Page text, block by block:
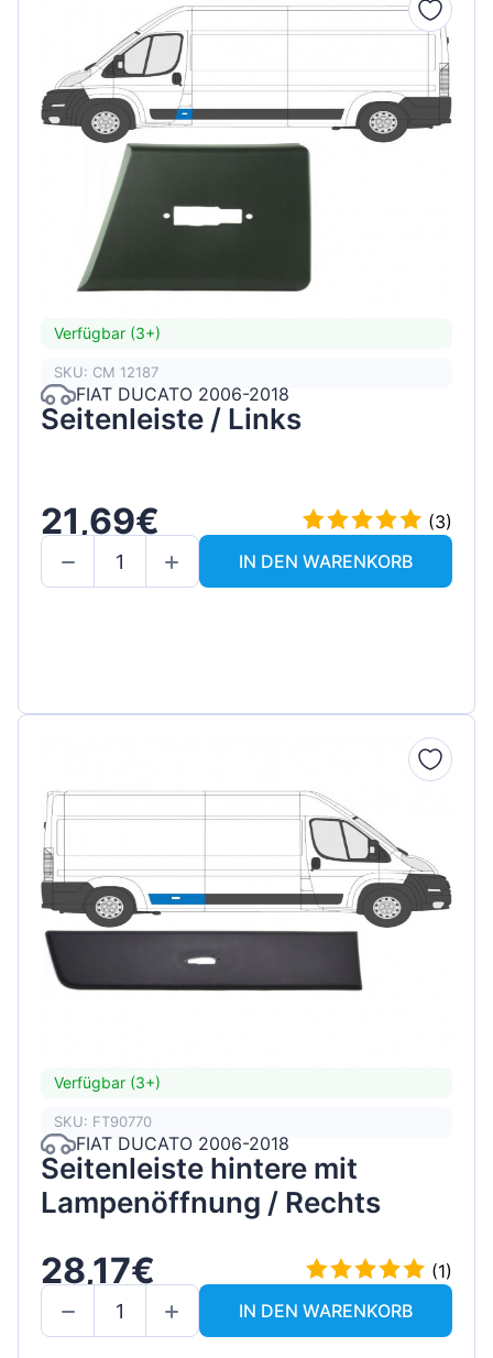
Verfügbar (3+)
SKU: CM 12187
FIAT DUCATO 2006-2018
Seitenleiste / Links
21,69€
(3)
IN DEN WARENKORB
Verfügbar (3+)
SKU: FT90770
FIAT DUCATO 2006-2018
Seitenleiste hintere mit
Lampenöffnung / Rechts
28,17€
(1)
IN DEN WARENKORB